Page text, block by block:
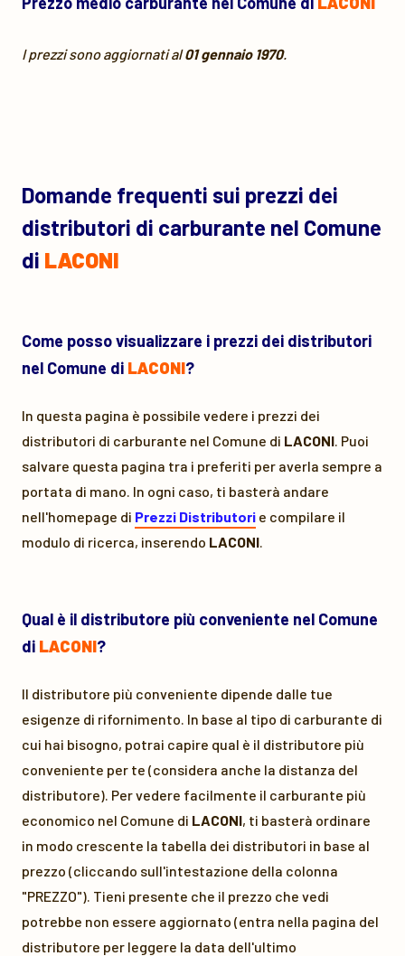
I prezzi sono aggiornati al01 gennaio 1970.
Domande frequenti sui prezzi dei
distributori di carburante nel Comune
di LACONI
Come posso visualizzare i prezzi dei distributori
nel Comune di LACONI?
In questa pagina è possibile vedere i prezzi dei
distributori di carburante nel Comune di LACONI. Puoi
salvare questa pagina tra i preferiti per averla sempre a
portata di mano. In ogni caso, ti basterà andare
nell'homepage di Prezzi Distributori e compilare il
modulo di ricerca, inserendo LACONI.
Qual è il distributore più conveniente nel Comune
di LACONI?
Il distributore più conveniente dipende dalle tue
esigenze di rifornimento. In base al tipo di carburante di
cui hai bisogno, potrai capire qual è il distributore più
conveniente per te (considera anche la distanza del
distributore). Per vedere facilmente il carburante più
economico nel Comune di LACONI, ti basterà ordinare
in modo crescente la tabella dei distributori in base al
prezzo (cliccando sull'intestazione della colonna
"PREZZO"). Tieni presente che il prezzo che vedi
potrebbe non essere aggiornato (entra nella pagina del
distributore per leggere la data dell'ultimo